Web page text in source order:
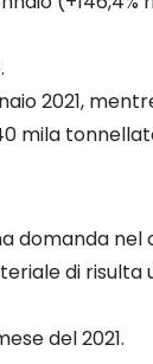
2021,
mila
domanda nel
di
del 2021.